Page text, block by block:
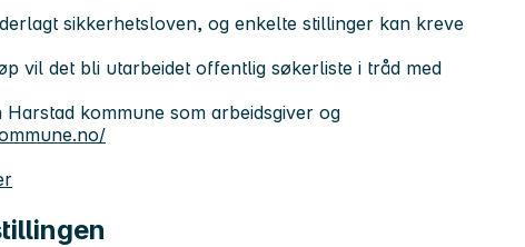
sikkerhetsloven, og enkelte stillinger kan kreve
vil det bli utarbeidet offentlig søkerliste i tråd med
kommune som arbeidsgiver og